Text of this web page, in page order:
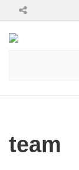
team